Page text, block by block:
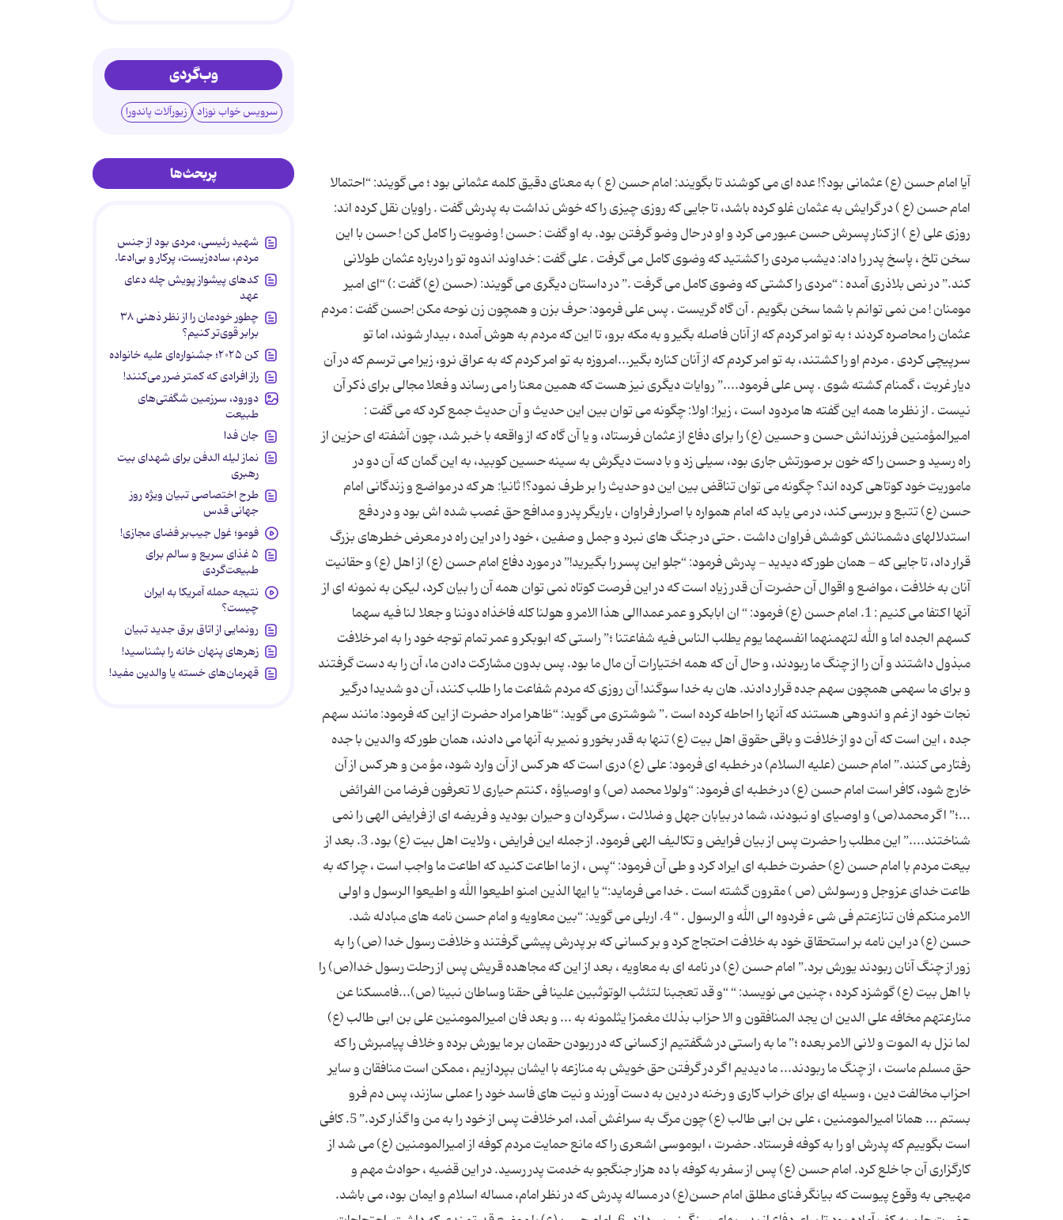
آیا امام حسن (ع) عثمانى بود؟! عده اى مى کوشند تا بگویند: امام حسن (ع ) به معناى دقیق كلمه عثمانى بود ؛ مى گویند: “احتمالا امام حسن (ع ) در گرایش به عثمان غلو كرده باشد، تا جایى كه روزى چیزى را كه خوش نداشت به پدرش گفت . راویان نقل كرده اند: روزى على (ع ) از كنار پسرش حسن عبور مى كرد و او در حال وضو گرفتن بود. به او گفت : حسن ! وضویت را كامل كن ! حسن با این سخن تلخ ، پاسخ پدر را داد: دیشب مردى را كشتید كه وضوى كامل مى گرفت . على گفت : خداوند اندوه تو را درباره عثمان طولانى كند.” در نص بلاذرى آمده : “مردى را كشتى كه وضوى كامل مى گرفت .” در داستان دیگرى مى گویند: (حسن (ع) گفت :) “اى امیر مومنان ! من نمى توانم با شما سخن بگویم . آن گاه گریست . پس على فرمود: حرف بزن و همچون زن نوحه مكن !حسن گفت : مردم عثمان را محاصره كردند ؛ به تو امر كردم كه از آنان فاصله بگیر و به مكه برو، تا این كه مردم به هوش آمده ، بیدار شوند، اما تو سرپیچى كردى . مردم او را كشتند، به تو امر كردم كه از آنان كناره بگیر...امروزه به تو امر كردم كه به عراق نرو، زیرا مى ترسم كه در آن دیار غربت ، گمنام كشته شوى . پس على فرمود....” روایات دیگرى نیز هست كه همین معنا را مى رساند و فعلا مجالى براى ذكر آن نیست . از نظر ما همه این گفته ها مردود است ، زیرا: اولا: چگونه مى توان بین این حدیث و آن حدیث جمع كرد كه مى گفت : امیرالمؤمنین فرزندانش حسن و حسین (ع) را براى دفاع از عثمان فرستاد، و یا آن گاه كه از واقعه با خبر شد، چون آشفته اى حزین از راه رسید و حسن را كه خون بر صورتش جارى بود، سیلى زد و با دست دیگرش به سینه حسین كوبید، به این گمان كه آن دو در ماموریت خود كوتاهى كرده اند؟ چگونه مى توان تناقض بین این دو حدیث را بر طرف نمود؟! ثانیا: هر كه در مواضع و زندگانى امام حسن (ع) تتبع و بررسى كند، در مى یابد كه امام همواره با اصرار فراوان ، یاریگر پدر و مدافع حق غصب شده اش بود و در دفع استدلالهاى دشمنانش كوشش فراوان داشت . حتى در جنگ هاى نبرد و جمل و صفین ، خود را در این راه در معرض خطرهاى بزرگ قرار داد، تا جایى كه - همان طور كه دیدید - پدرش فرمود: “جلو این پسر را بگیرید!” در مورد دفاع امام حسن (ع) از اهل (ع) و حقانیت آنان به خلافت ، مواضع و اقوال آن حضرت آن قدر زیاد است كه در این فرصت كوتاه نمى توان همه آن را بیان كرد، لیكن به نمونه اى از آنها اكتفا مى كنیم : 1. امام حسن (ع) فرمود: “ ان ابابكر و عمر عمداالى هذا الامر و هولنا كله فاخذاه دوننا و جعلا لنا فیه سهما كسهم الجده اما و الله لتهمنهما انفسهما یوم یطلب الناس فیه شفاعتنا ؛” راستى كه ابوبكر و عمر تمام توجه خود را به امر خلافت مبذول داشتند و آن را از چنگ ما ربودند، و حال آن كه همه اختیارات آن مال ما بود. پس بدون مشاركت دادن ما، آن را به دست گرفتند و براى ما سهمى همچون سهم جده قرار دادند. هان به خدا سوگند! آن روزى كه مردم شفاعت ما را طلب كنند، آن دو شدیدا درگیر نجات خود از غم و اندوهى هستند كه آنها را احاطه كرده است .” شوشترى مى گوید: “ظاهرا مراد حضرت از این كه فرمود: مانند سهم جده ، این است كه آن دو از خلافت و باقى حقوق اهل بیت (ع) تنها به قدر بخور و نمیر به آنها مى دادند، همان طور كه والدین با جده رفتار مى كنند.” امام حسن (علیه السلام) در خطبه ای فرمود: على (ع) درى است كه هر كس از آن وارد شود، مؤ من و هر كس از آن خارج شود، كافر است امام حسن (ع) در خطبه اى فرمود: “ولولا محمد (ص) و اوصیاؤه ، كنتم حیارى لا تعرفون فرضا من الفرائض ...؛” اگر محمد(ص) و اوصیاى او نبودند، شما در بیابان جهل و ضلالت ، سرگردان و حیران بودید و فریضه اى از فرایض الهى را نمى شناختند....” این مطلب را حضرت پس از بیان فرایض و تكالیف الهى فرمود. از جمله این فرایض ، ولایت اهل بیت (ع) بود. 3. بعد از بیعت مردم با امام حسن (ع) حضرت خطبه اى ایراد كرد و طى آن فرمود: “پس ، از ما اطاعت كنید كه اطاعت ما واجب است ، چرا كه به طاعت خداى عزوجل و رسولش (ص ) مقرون گشته است . خدا مى فرماید:“ یا ایها الذین امنو اطیعوا الله و اطیعوا الرسول و اولى الامر منكم فان تنازعتم فى شى ء فردوه الى الله و الرسول . “ 4. اربلى مى گوید: “بین معاویه و امام حسن نامه هاى مبادله شد. حسن (ع) در این نامه بر استحقاق خود به خلافت احتجاج كرد و بر كسانى كه بر پدرش پیشى گرفتند و خلافت رسول خدا (ص) را به زور از چنگ آنان ربودند یورش برد.” امام حسن (ع) در نامه اى به معاویه ، بعد از این كه مجاهده قریش پس از رحلت رسول خدا(ص) را با اهل بیت (ع) گوشزد كرده ، چنین مى نویسد: “ “و قد تعجبنا لتئثب الوتوثبین علینا فى حقنا وساطان نبینا (ص)...فامسكنا عن منارعتهم مخافه على الدین ان یجد المنافقون و الا حزاب بذلك مغمزا یثلمونه به ... و بعد فان امیرالمومنین على بن ابى طالب (ع) لما نزل به الموت و لانى الامر بعده ؛” ما به راستى در شگفتیم از كسانى كه در ربودن حقمان بر ما یورش برده و خلاف پیامبرش را كه حق مسلم ماست ، از چنگ ما ربودند... ما دیدیم اگر در گرفتن حق خویش به منازعه با ایشان بپردازیم ، ممكن است منافقان و سایر احزاب مخالفت دین ، وسیله اى براى خراب كارى و رخنه در دین به دست آورند و نیت هاى فاسد خود را عملى سازند، پس دم فرو بستم ... همانا امیرالمومنین ، على بن ابى طالب (ع) چون مرگ به سراغش آمد، امر خلافت پس از خود را به من واگذار كرد.” 5. كافى است بگوییم كه پدرش او را به كوفه فرستاد. حضرت ، ابوموسى اشعرى را كه مانع حمایت مردم كوفه از امیرالمومنین (ع) مى شد از كارگزارى آن جا خلع كرد. امام حسن (ع) پس از سفر به كوفه با ده هزار جنگجو به خدمت پدر رسید. در این قضیه ، حوادث مهم و مهیجى به وقوع پیوست كه بیانگر فناى مطلق امام حسن(ع) در مساله پدرش كه در نظر امام، مساله اسلام و ایمان بود، مى باشد. حضرت جان به كف آماده بود تا براى دفاع از پدر، بهاى سنگینى بپردازد. 6. امام حسن(ع) با موضع قدرتمندى كه داشت، احتجاجات معترضان به مساله حكمت را در هم كوبید و استدلال هاى مهمى ایراد كرد كه قابل بحث و مطالعه بوده ، بیانگر عمق و اندیشه ژرف و آگاهى عمیق نسبت به همه امور و مسائل مى باشد. (در این باره به منافع مربوط مراجعه فرمایید.) 7. امام حسن(ع) فرمود: “نحن اولى الناس بالناس فى كتاب الله و على لسان نبیه ؛ “ ما در كتاب و سنت رسول خدا (ص) نسبت به مردم ار خودشان سزاوارتریم .” 8. امام در خطبه اى فرمود: “ان علینا باب من دخله كان مومنا و من خرج عنه كان كافرا ؛” على (ع) درى است كه هر كس از آن وارد شود، مؤمن و هر كس از آن خارج شود، كافر است .” 9. آن حضرت (ع) به حبیب بن مسلمه فرمود: “رب مسیر لك فى غیر طاعة الله ؛” چه بسا مسیرى را بپیمایى كه در طاعت خدا نباشد.” حبیب گفت : اما مسیر من به سوى پدرت از قبل نیست . حضرت فرمود: “بلى و الله ! ولكنك اطعت معاویه على دنیا قلیله زائله فلئن قام بك فى دنیاك لقد قعد بك فى آخرتك ولو كنت اذفعلت شرا قلت خیرا...؛ “ به خدا سوگند كه چنین است ! لكن تو به خاطر مقدار كمى از دنیاى زودگذر از معاویه پیروى كردى . اگر معاویه دنیایت را ساخت ، آخرتت را ویران كرد ؛ اگر كار بدى كردى ، سخن خوبى گفتى ...” 10. امام حسن(ع) در خطبه اى این اتهام را كه وى معاویه را سزاوار خلافت مى دانسته ، رد كرده است . ما این خطبه را در بحث “مبارزه ائمه(ع) با این توطئه “ با ذكر منابع آورده ایم . فعلا به همین اندازه بسنده مى كنیم . از طرفى نیز قصد نداریم كه در این باره به تفصیل سخن بگوییم ، بلكه منظور ما این است كه نمونه هایى از این مطلب را بیان كنیم . راغبان مى توانند به كتب تاریخ و حدیث مراجعه كنند. ثانیا: مطالب و كلماتى را كه به امام حسن (ع) نسبت مى دهند كه وى آنها را به پدرش گفته است ، نه تنها با ساده ترین اصول ادب اسلامى و اخلاق نیكوى انسانى منافات دارد، بلكه با این مطلب كه خداوند سبحان وى را تطهیر كرده و نیز با گفته هاى پیامبر (ص) در حق حضرت و همچنین با اخلاق و سجایاى ارزشمندى كه از او سراغ داریم ، در تضاد و تنافى است ، خصوصا این كه ادعا مى كنند حضرت این سخنان را به پدرش على (ع) گفته است ، در حالى كه وى قبل از هر كسى مى داند كه پیامبر (ص) در مورد على (ع) فرموده است :” انه مع الحق و الحق معه یدور معه حیث دار. “ چگونه مى توان پذیرفت كه چنین سخنانى را اما م مجتبى (ع) بر زبان جارى كرده باشد، در حالى كه مردم كوچه و بازار عار دارند كه آن را بر زبان آورند، چه رسد به رابع اهل كساء و فردى كه از نظر اخلاق و خوى و سیاست و رفتار و سلوك ، شبیه ترین مردم به رسول خدا (ص) بود؟! ثالثا: از همه این ها گذشته ، آیا معقول است كه بگوییم : امام حسن (ع) نمى توانست خوب و كامل وضو بگیرد؟ در حالى كه در كنار جدش ، رسول اكرم (ص) و پدر بزرگوار، على (ع) روزگارى را سپرى كرده بود و دریایى بى پایان از علم و فضیلت بود و از آغاز طفولیت به همه پرسش هایى كه از سوى جد گرامى اش ، رسول اكرم (ص) و پدرش ، امیرالمؤمنین (ع) در مناسبت هاى مختلف به وى حواله مى شد، پاسخ مى داد. رابعا: اگر آن طور كه طه حسین مى پندارد - امام حسن (ع) به معناى دقیق كلمه عثمانى بود، پس حتما حضرت با تصرفات و اعمال ناشایست و خلاف شرع عثمان كه با كتاب و سنت رسول اكرم (ص ) سازگار نبود، موافق بوده است ! و حال این كه چنین احتمالى در حق حضرت مجتبى كاملا مردود است ؛ چرا كه خود در تعریف سیاست فرمود: “از جمله حقوق زندگان ، این است كه مادامى كه زمامدار با تو به درستى رفتار كند، تو نیز با وى به درستى و اخلاص عمل نمایى ، و آن گاه كه از راه راست منحرف شود، فریادت را در برابر او بلند كنى ...” و واضح است - همان طور كه طه حسین نیز قبول دارد - عثمان و كارگزارانش از مصادیق بارز این فرمایش امام بودند. امام حسن (ع) فرمود: “ “نحن اولى الناس بالناس فى كتاب الله و على لسان نبیه ؛ما در كتاب و سنت رسول خدا (ص) نسبت به مردم ار خودشان سزاوار تریم خامسا: در مورد روایت دیگر مى گوییم : این كه در این روایت آمده است حسن (ع ) به پدرش گفت كه مدینه را ترك كند، به نظر ما نمى تواند درست باشد؛ چرا كه طلحه و زبیر و دیگر دنیا خواهان و فرصت طلبان در كمین چنین موقعیتى بودند، تا به اهداف شوم خود برسند ابن ابى الحدید پس از رد این نظر كه امیرالمؤمنین مى بایست از مردم فاصله مى گرفت و یا از مدینه به مزرعه اش (ینبع ) مى رفت و در شورا شركت نمى كرد، تا آنها وى را دعوت مى كردند و كسى را به دنبالش مى فرستادند، مى گوید: “به نظر من این راى ، راى درستى نیست ، زیرا اگر على (ع) چنین مى كرد آنها عثمان یا یكى را از میان خود براى خلافت انتخاب مى كردند و آن قدر به على (ع) تمایل و رغبت نداشتند تا او را دعوت كنند، بلكه بر عكس ، كناره گیرى او از شورا خواسته دیرینه آنها بود؛ چرا كه قریش شدیدا كینه على (ع) را به دل داشت و از او در غضب بود. من ، اعراب و بالاخص قریش را در این باره و در مورد انحرافشان از على (ع) ملامت نمى كنیم ، زیرا على (ع) بود كه آنان را تار و مار كرد و خونشان را بر زمین ریخت ...حتى اگر اسلام آنان هم درست باشد، باز بغض و كینه ها باقى است ...؛ اما اسلام اعراب چنین نبود چه گروهى از آنان به پیروى از سران قبایل خود مسلمان شده بودند و گروهى نیز به طمع غنائم، عده اى به خاطر ترس از شمشیر اسلام و گروهى هم بر اثر غیرت و عصبیت قوى و براى پیروزى بر دیگر قبایل . عده اى دیگر مسلمانى را انتخاب كردند، چون با دشمنان و مخالفان اسلام دشمنى داشتند.” مردم نمى توانستند در این شرایط بحرانى به على (ع) اجازه دهند كه از مدینه خارج شود و از طرفى نیز همین مردم بودند كه مدتها به دنبال حضرت روان بودند تا با وى بیعت كنند. 2. درباره روایت وضو، در بعضى از كتاب ها آن را با كمى اختلاف به حسن بصرى - كه دو سال قبل از پایان خلافت عمر متولد شد - تسبا مى دهند. ابن ابى الحدید مى گوید: “از چیزهایى
وب‌گردی
سرویس خواب نوزاد زیورآلات پاندورا
پربحث‌ها
شهید رئیسی، مردی بود از جنس
مردم، ساده‌زیست، پرکار و بی‌ادعا.
کدهای پیشواز پویش چله دعای
عهد
چطور خودمان را از نظر ذهنی ۳۸
برابر قوی‌تر کنیم؟
کن ۲۰۲۵؛ جشنواره‌ای علیه خانواده
راز افرادی که کمتر ضرر می‌کنند!
دورود، سرزمین شگفتی‌های
طبیعت
جان فدا
نماز لیله الدفن برای شهدای بیت
رهبری
طرح اختصاصی تبیان ویژه روز
جهانی قدس
فومو؛ غول جیب‌بر فضای مجازی!
۵ غذای سریع و سالم برای
طبیعت‌گردی
نتیجه حمله آمریکا به ایران
چیست؟
رونمایی از اتاق برق جدید تبیان
زهرهای پنهان خانه را بشناسید!
قهرمان‌های خسته یا والدین مفید!